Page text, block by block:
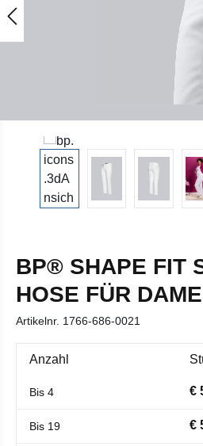
BP® SHAPE FIT
HOSE FÜR
Artikelnr. 1766-686-0021
Anzahl
Bis 4 €
Bis 19 €